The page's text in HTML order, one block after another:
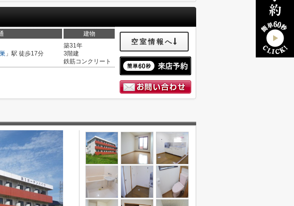
建物
」駅 徒歩17分
築31年
3階建
鉄筋コンクリート
空室情報へ